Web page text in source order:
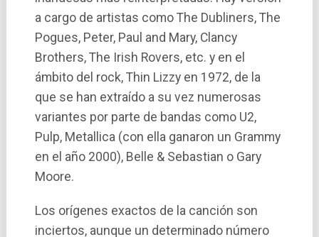
a cargo de artistas como The Dubliners, The
Pogues, Peter, Paul and Mary, Clancy
Brothers, The Irish Rovers, etc. y en el
ámbito del rock, Thin Lizzy en 1972, de la
que se han extraí­do a su vez numerosas
variantes por parte de bandas como U2,
Pulp, Metallica (con ella ganaron un Grammy
en el año 2000), Belle & Sebastian o Gary
Moore.
Los orí­genes exactos de la canción son
inciertos, aunque un determinado número